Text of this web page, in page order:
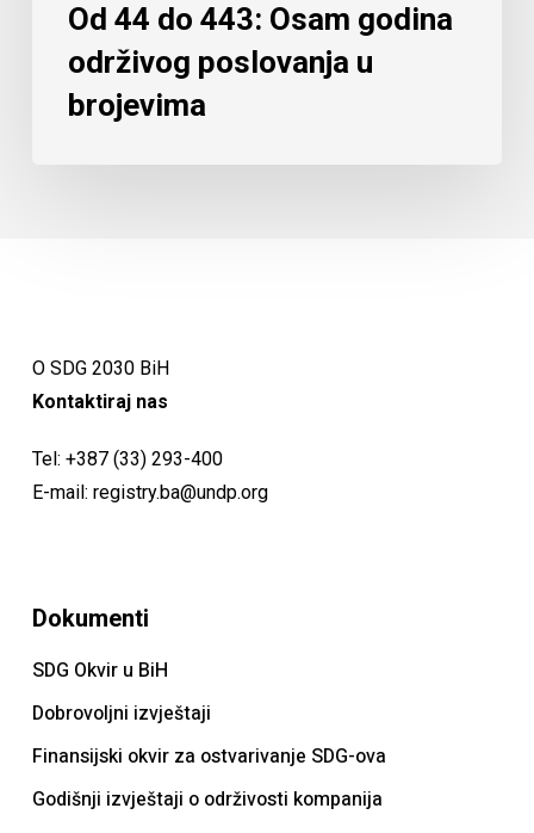
Od 44 do 443: Osam godina
održivog poslovanja u
brojevima
O SDG 2030 BiH
Kontaktiraj nas
Tel: +387 (33) 293-400
E-mail: registry.ba@undp.org
Dokumenti
SDG Okvir u BiH
Dobrovoljni izvještaji
Finansijski okvir za ostvarivanje SDG-ova
Godišnji izvještaji o održivosti kompanija